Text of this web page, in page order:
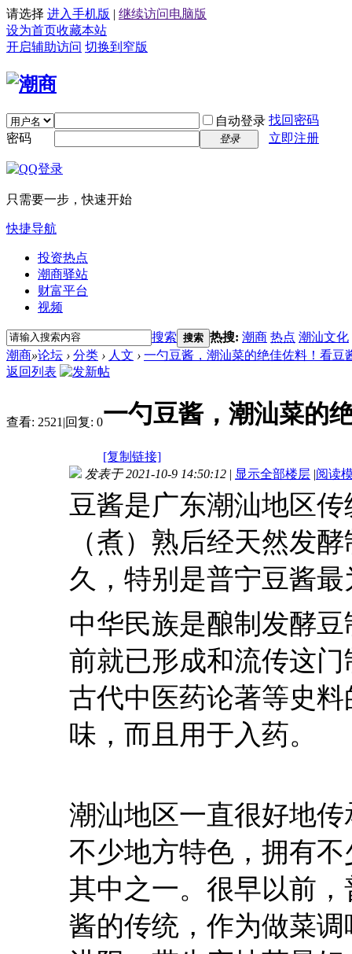
请选择 进入手机版 | 继续访问电脑版
设为首页收藏本站
开启辅助访问 切换到窄版
自动登录 找回密码
密码
登录 立即注册
只需要一步，快速开始
快捷导航
投资热点
潮商驿站
财富平台
视频
搜索 搜索 热搜: 潮商 热点 潮汕文化
潮商»论坛 › 分类 › 人文 › 一勺豆酱，潮汕菜的绝佳佐料！看豆
返回列表
查看: 2521 |回复: 0一勺豆酱，潮汕菜的
[复制链接]
发表于 2021-10-9 14:50:12 | 显示全部楼层 |阅读
豆酱是广东潮汕地区
（煮）熟后经天然发
久，特别是普宁豆酱
中华民族是酿制发酵
前就已形成和流传这
古代中医药论著等史
味，而且用于入药。
潮汕地区一直很好地
不少地方特色，拥有不
其中之一。很早以前
酱的传统，作为做菜